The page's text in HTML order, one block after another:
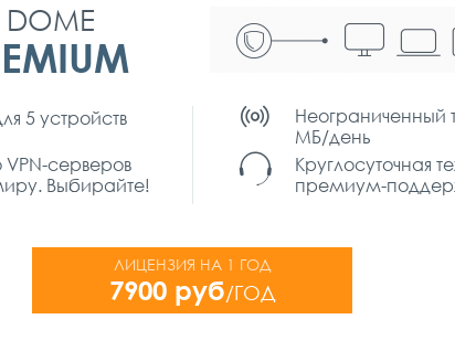
5 устройств
серверов
Выбирайте!
Неограниченный
МБ/день
Круглосуточная
премиум-
ЛИЦЕНЗИЯ НА 1 ГОД
7900 руб/ГОД